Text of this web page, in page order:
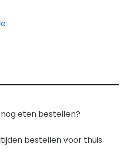
eten bestellen?
bestellen voor thuis